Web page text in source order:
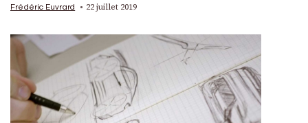
Frédéric Euvrard 22 juillet 2019